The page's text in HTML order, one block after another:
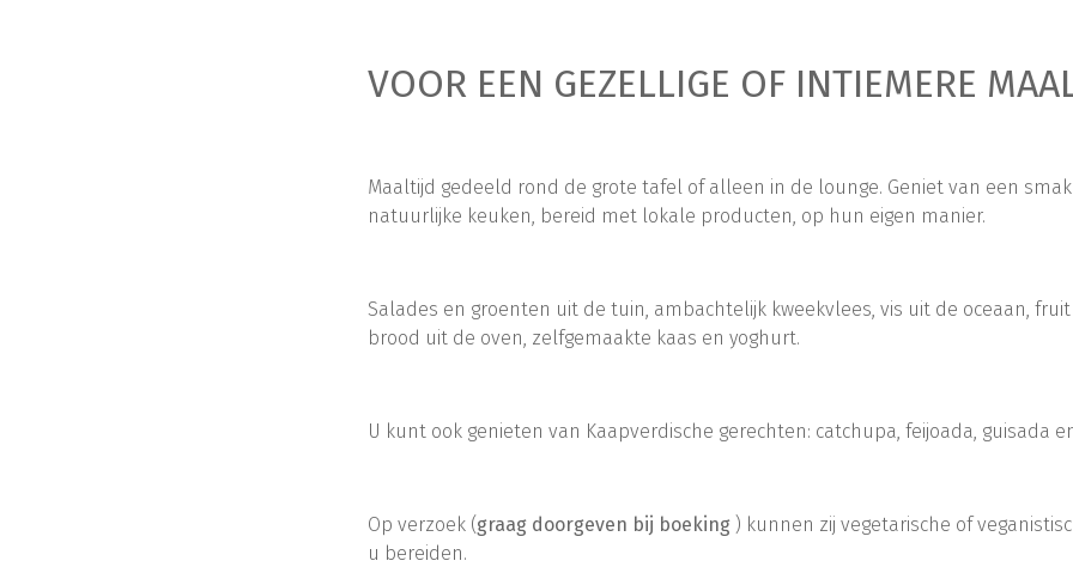
VOOR EEN GEZELLIGE OF INTIEMERE
Maaltijd gedeeld rond de grote tafel of alleen in de lounge. Geniet van een
natuurlijke keuken, bereid met lokale producten, op hun eigen manier.
Salades en groenten uit de tuin, ambachtelijk kweekvlees, vis uit de oceaan,
brood uit de oven, zelfgemaakte kaas en yoghurt.
U kunt ook genieten van Kaapverdische gerechten: catchupa, feijoada, guisada
Op verzoek (graag doorgeven bij boeking ) kunnen zij vegetarische of
u bereiden.